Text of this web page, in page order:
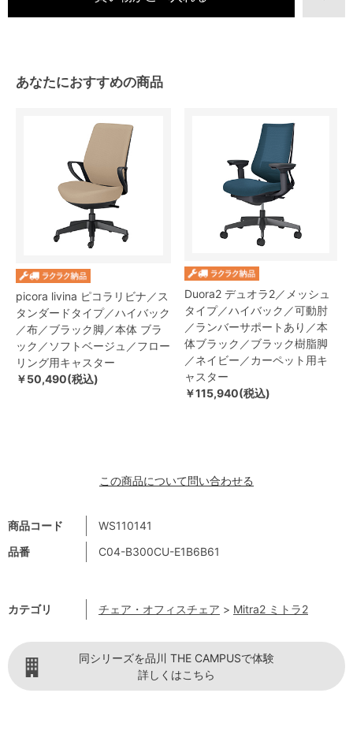
商品コード
WS110141
品番
C04-B300CU-E1B6B61
カテゴリ チェア・オフィスチェア > Mitra2 ミトラ2
あなたにおすすめの商品
picora livina ピコラリビナ／ス
タンダードタイプ／ハイバック
／布／ブラック脚／本体 ブラ
ック／ソフトベージュ／フロー
リング用キャスター
￥50,490(税込)
Duora2 デュオラ2／メッシュ
タイプ／ハイバック／可動肘
／ランバーサポートあり／本
体ブラック／ブラック樹脂脚
／ネイビー／カーペット用キ
ャスター
￥115,940(税込)
この商品について問い合わせる
同シリーズを品川 THE CAMPUSで体験
詳しくはこちら